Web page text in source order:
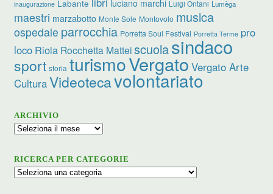
inaugurazione Labante luciano marchi Luigi Ontani Lumèga
maestri marzabotto Monte Sole Montovolo musica
ospedale parrocchia Porretta Soul Festival Porretta Terme pro
loco Riola Rocchetta Matteiscuolasindaco
sport storia turismoVergato Vergato Arte
CulturaVideotecavolontariato
ARCHIVIO
Archivio
RICERCA PER CATEGORIE
Ricerca